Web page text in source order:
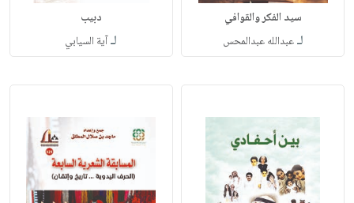
سيد الفكر والقوافي
لـعبدالله عبدالمحس
دبيب
لـآية السيابي